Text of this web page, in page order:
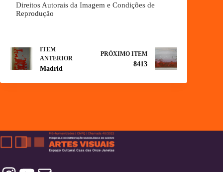
Direitos Autorais da Imagem e Condições de
Reprodução
ITEM
ANTERIOR
Madrid
PRÓXIMO ITEM
8413